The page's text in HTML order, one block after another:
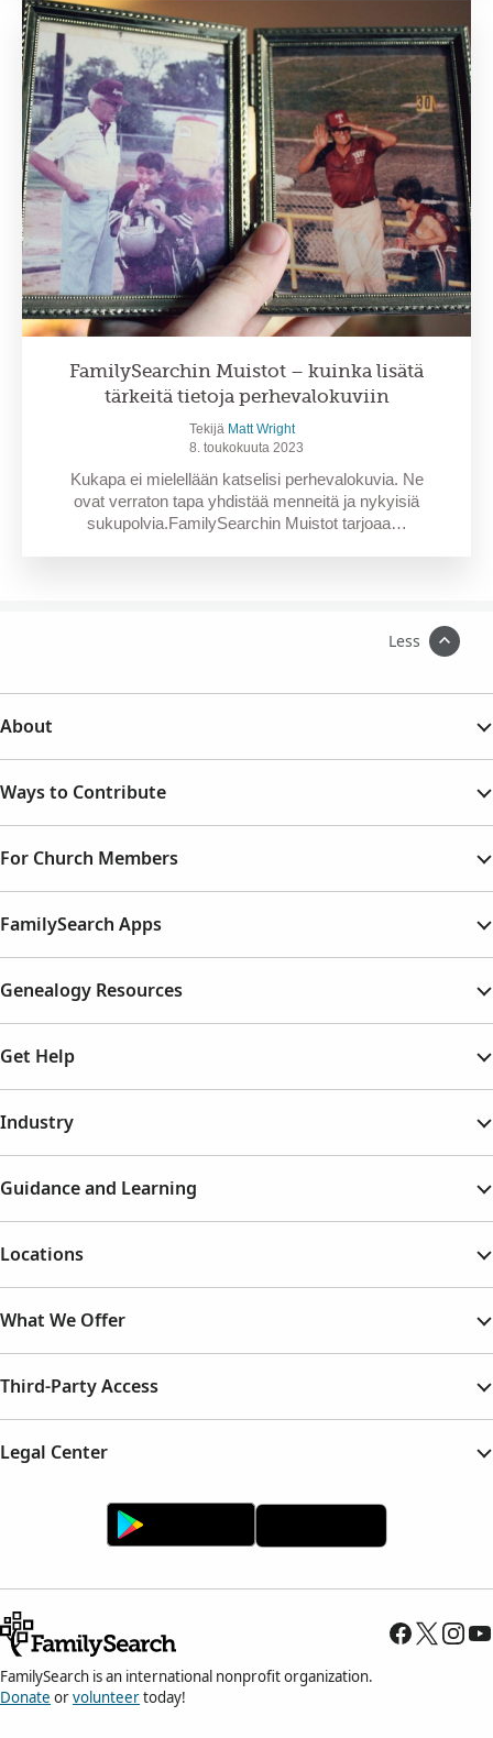
FamilySearchin Muistot – kuinka lisätä
tärkeitä tietoja perhevalokuviin
Tekijä Matt Wright
8. toukokuuta 2023
Kukapa ei mielellään katselisi perhevalokuvia. Ne
ovat verraton tapa yhdistää menneitä ja nykyisiä
sukupolvia.FamilySearchin Muistot tarjoaa…